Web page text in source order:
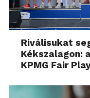
Riválisukat
Kékszalagon:
KPMG Fair